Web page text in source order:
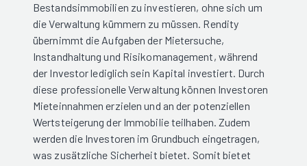
Bestandsimmobilien zu investieren, ohne sich um
die Verwaltung kümmern zu müssen. Rendity
übernimmt die Aufgaben der Mietersuche,
Instandhaltung und Risikomanagement, während
der Investor lediglich sein Kapital investiert. Durch
diese professionelle Verwaltung können Investoren
Mieteinnahmen erzielen und an der potenziellen
Wertsteigerung der Immobilie teilhaben. Zudem
werden die Investoren im Grundbuch eingetragen,
was zusätzliche Sicherheit bietet. Somit bietet